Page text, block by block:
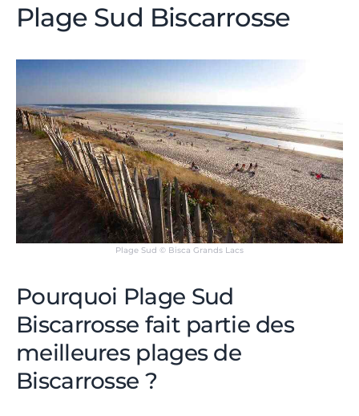
Plage Sud Biscarrosse
Plage Sud © Bisca Grands Lacs
Pourquoi Plage Sud
Biscarrosse fait partie des
meilleures plages de
Biscarrosse ?